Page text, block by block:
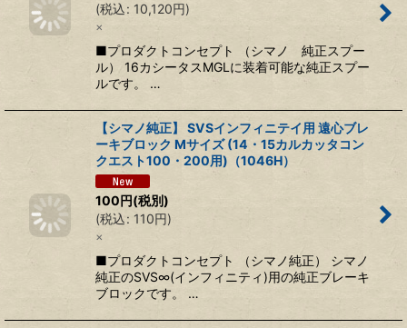
(税込: 10,120円)
×
■プロダクトコンセプト （シマノ 純正スプー
ル） 16カシータスMGLに装着可能な純正スプー
ルです。 …
【シマノ純正】 SVSインフィニテイ用 遠心ブレ
ーキブロック Mサイズ (14・15カルカッタコン
クエスト100・200用)（1046H）
100円(税別)
(税込: 110円)
×
■プロダクトコンセプト （シマノ純正） シマノ
純正のSVS∞(インフィニティ)用の純正ブレーキ
ブロックです。 …